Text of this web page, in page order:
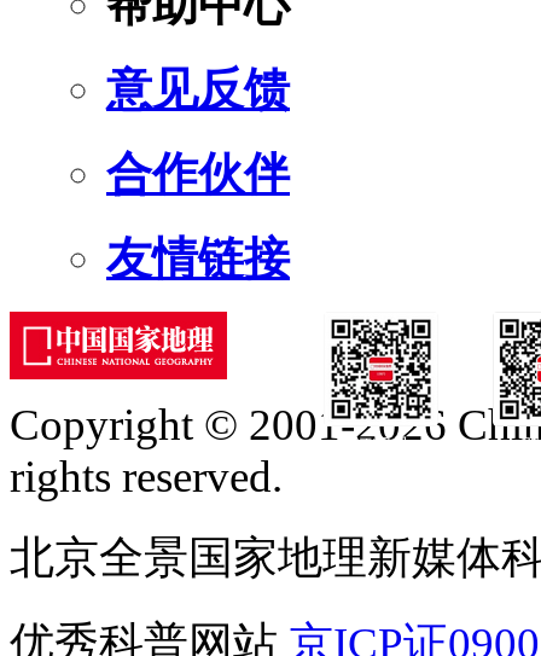
意见反馈
合作伙伴
友情链接
订阅号
Copyright © 2001-2026
rights reserved.
北京全景国家地理新媒体
优秀科普网站 京ICP证